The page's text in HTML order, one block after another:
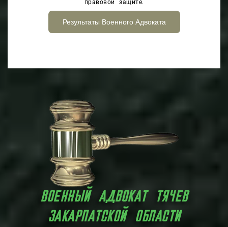
правовой защите.
Результаты Военного Адвоката
ВОЕННЫЙ АДВОКАТ ТЯЧЕВ
ЗАКАРПАТСКОЙ ОБЛАСТИ